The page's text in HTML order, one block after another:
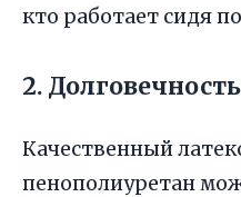
кто работает сидя
2.
Качественный
пенополиуретан